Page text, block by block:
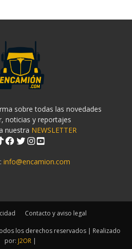
sobre todas las novedades
noticias y reportajes
nuestra NEWSLETTER
info@encamion.com
Contacto y aviso legal
los derechos reservados | Realizado
por: J2OR |